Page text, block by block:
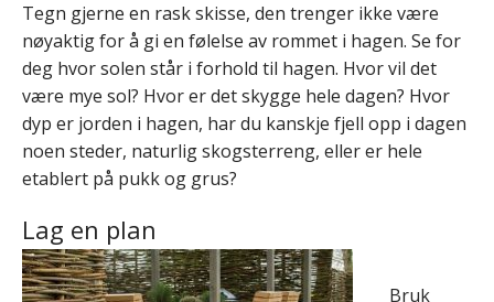
Tegn gjerne en rask skisse, den trenger ikke være
nøyaktig for å gi en følelse av rommet i hagen. Se for
deg hvor solen står i forhold til hagen. Hvor vil det
være mye sol? Hvor er det skygge hele dagen? Hvor
dyp er jorden i hagen, har du kanskje fjell opp i dagen
noen steder, naturlig skogsterreng, eller er hele
etablert på pukk og grus?
Lag en plan
Bruk